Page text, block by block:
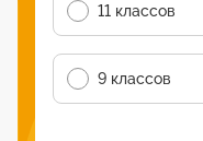
11 классов
9 классов